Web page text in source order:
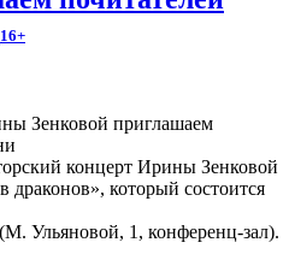
16+
концерт Ирины Зенковой
драконов», который состоится
(М. Ульяновой, 1, конференц-зал).